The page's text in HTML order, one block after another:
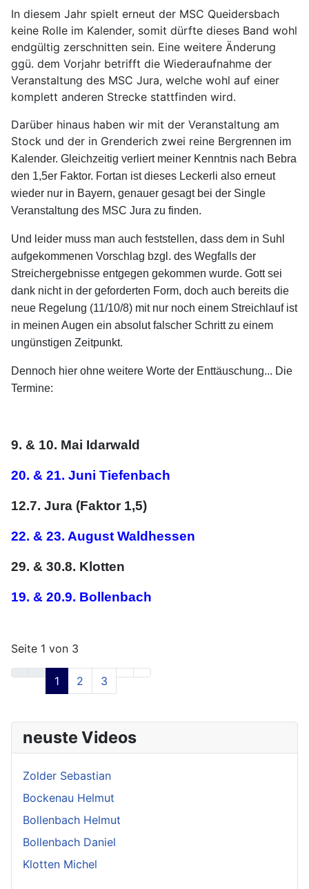
In diesem Jahr spielt erneut der MSC Queidersbach
keine Rolle im Kalender, somit dürfte dieses Band wohl
endgültig zerschnitten sein. Eine weitere Änderung
ggü. dem Vorjahr betrifft die Wiederaufnahme der
Veranstaltung des MSC Jura, welche wohl auf einer
komplett anderen Strecke stattfinden wird.
Darüber hinaus haben wir mit der Veranstaltung am
Stock und der in Grenderich zwei reine Bergrennen im
Kalender. Gleichzeitig verliert meiner Kenntnis nach Bebra
den 1,5er Faktor. Fortan ist dieses Leckerli also erneut
wieder nur in Bayern, genauer gesagt bei der Single
Veranstaltung des MSC Jura zu finden.
Und leider muss man auch feststellen, dass dem in Suhl
aufgekommenen Vorschlag bzgl. des Wegfalls der
Streichergebnisse entgegen gekommen wurde. Gott sei
dank nicht in der geforderten Form, doch auch bereits die
neue Regelung (11/10/8) mit nur noch einem Streichlauf ist
in meinen Augen ein absolut falscher Schritt zu einem
ungünstigen Zeitpunkt.
Dennoch hier ohne weitere Worte der Enttäuschung... Die
Termine:
9. & 10. Mai Idarwald
20. & 21. Juni Tiefenbach
12.7. Jura (Faktor 1,5)
22. & 23. August Waldhessen
29. & 30.8. Klotten
19. & 20.9. Bollenbach
Seite 1 von 3
1 2 3
neuste Videos
Zolder Sebastian
Bockenau Helmut
Bollenbach Helmut
Bollenbach Daniel
Klotten Michel